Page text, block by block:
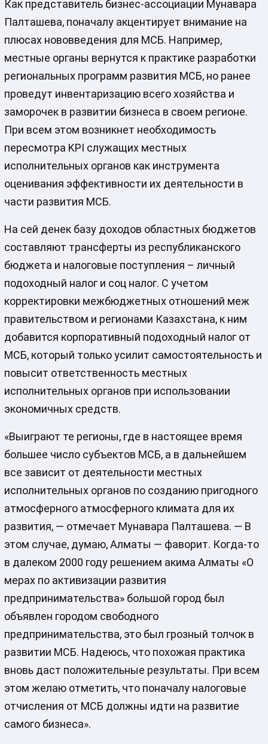
Как представитель бизнес-ассоциации Мунавара
Палташева, поначалу акцентирует внимание на
плюсах нововведения для МСБ. Например,
местные органы вернутся к практике разработки
региональных программ развития МСБ, но ранее
проведут инвентаризацию всего хозяйства и
заморочек в развитии бизнеса в своем регионе.
При всем этом возникнет необходимость
пересмотра KPI служащих местных
исполнительных органов как инструмента
оценивания эффективности их деятельности в
части развития МСБ.
На сей денек базу доходов областных бюджетов
составляют трансферты из республиканского
бюджета и налоговые поступления – личный
подоходный налог и соц налог. С учетом
корректировки межбюджетных отношений меж
правительством и регионами Казахстана, к ним
добавится корпоративный подоходный налог от
МСБ, который только усилит самостоятельность и
повысит ответственность местных
исполнительных органов при использовании
экономичных средств.
«Выиграют те регионы, где в настоящее время
большее число субъектов МСБ, а в дальнейшем
все зависит от деятельности местных
исполнительных органов по созданию пригодного
атмосферного атмосферного климата для их
развития, — отмечает Мунавара Палташева. — В
этом случае, думаю, Алматы — фаворит. Когда-то
в далеком 2000 году решением акима Алматы «О
мерах по активизации развития
предпринимательства» большой город был
объявлен городом свободного
предпринимательства, это был грозный толчок в
развитии МСБ. Надеюсь, что похожая практика
вновь даст положительные результаты. При всем
этом желаю отметить, что поначалу налоговые
отчисления от МСБ должны идти на развитие
самого бизнеса».